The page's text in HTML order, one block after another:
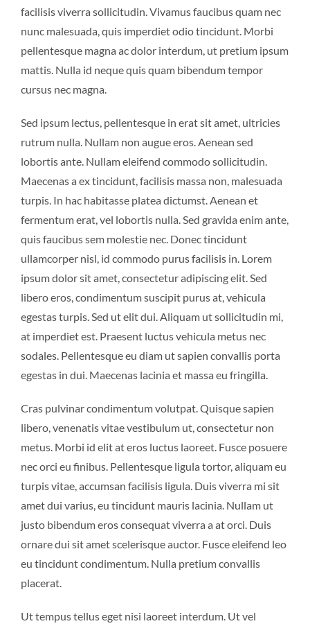
facilisis viverra sollicitudin. Vivamus faucibus quam nec
nunc malesuada, quis imperdiet odio tincidunt. Morbi
pellentesque magna ac dolor interdum, ut pretium ipsum
mattis. Nulla id neque quis quam bibendum tempor
cursus nec magna.
Sed ipsum lectus, pellentesque in erat sit amet, ultricies
rutrum nulla. Nullam non augue eros. Aenean sed
lobortis ante. Nullam eleifend commodo sollicitudin.
Maecenas a ex tincidunt, facilisis massa non, malesuada
turpis. In hac habitasse platea dictumst. Aenean et
fermentum erat, vel lobortis nulla. Sed gravida enim ante,
quis faucibus sem molestie nec. Donec tincidunt
ullamcorper nisl, id commodo purus facilisis in. Lorem
ipsum dolor sit amet, consectetur adipiscing elit. Sed
libero eros, condimentum suscipit purus at, vehicula
egestas turpis. Sed ut elit dui. Aliquam ut sollicitudin mi,
at imperdiet est. Praesent luctus vehicula metus nec
sodales. Pellentesque eu diam ut sapien convallis porta
egestas in dui. Maecenas lacinia et massa eu fringilla.
Cras pulvinar condimentum volutpat. Quisque sapien
libero, venenatis vitae vestibulum ut, consectetur non
metus. Morbi id elit at eros luctus laoreet. Fusce posuere
nec orci eu finibus. Pellentesque ligula tortor, aliquam eu
turpis vitae, accumsan facilisis ligula. Duis viverra mi sit
amet dui varius, eu tincidunt mauris lacinia. Nullam ut
justo bibendum eros consequat viverra a at orci. Duis
ornare dui sit amet scelerisque auctor. Fusce eleifend leo
eu tincidunt condimentum. Nulla pretium convallis
placerat.
Ut tempus tellus eget nisi laoreet interdum. Ut vel